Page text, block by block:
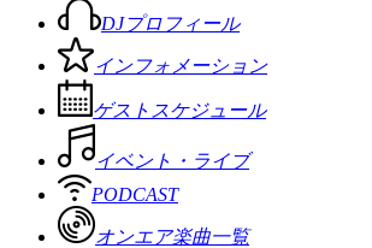
DJプロフィール
インフォメーション
ゲストスケジュール
イベント・ライブ
PODCAST
オンエア楽曲一覧